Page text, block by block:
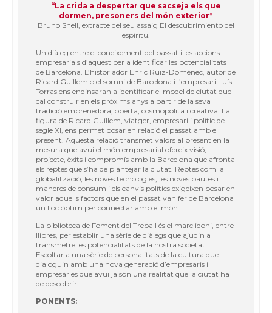
“La crida a despertar que sacseja els que
dormen, presoners del món exterior“
Bruno Snell, extracte del seu assaig El descubrimiento del
espíritu.
Un diàleg entre el coneixement del passat i les accions
empresarials d’aquest per a identificar les potencialitats
de Barcelona. L’historiador Enric Ruiz-Domènec, autor de
Ricard Guillem o el somni de Barcelona i l’empresari Luís
Torras ens endinsaran a identificar el model de ciutat que
cal construir en els pròxims anys a partir de la seva
tradició emprenedora, oberta, cosmopolita i creativa. La
figura de Ricard Guillem, viatger, empresari i polític de
segle XI, ens permet posar en relació el passat amb el
present. Aquesta relació transmet valors al present en la
mesura que avui el món empresarial ofereix visió,
projecte, èxits i compromís amb la Barcelona que afronta
els reptes que s’ha de plantejar la ciutat. Reptes com la
globalització, les noves tecnologies, les noves pautes i
maneres de consum i els canvis polítics exigeixen posar en
valor aquells factors que en el passat van fer de Barcelona
un lloc òptim per connectar amb el món.
La biblioteca de Foment del Treball és el marc idoni, entre
llibres, per establir una sèrie de diàlegs que ajudin a
transmetre les potencialitats de la nostra societat.
Escoltar a una sèrie de personalitats de la cultura que
dialoguin amb una nova generació d’empresaris i
empresàries que avui ja són una realitat que la ciutat ha
de descobrir.
PONENTS: